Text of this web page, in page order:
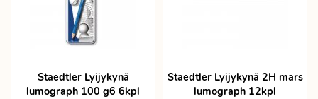
Staedtler Lyijykynä
lumograph 100 g6 6kpl
Staedtler Lyijykynä 2H mars
lumograph 12kpl